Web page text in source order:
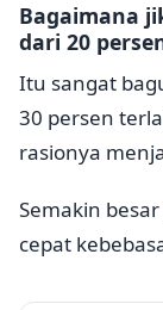
Bagaimana
dari 20
Itu sangat
30 persen
rasionya
Semakin
cepat